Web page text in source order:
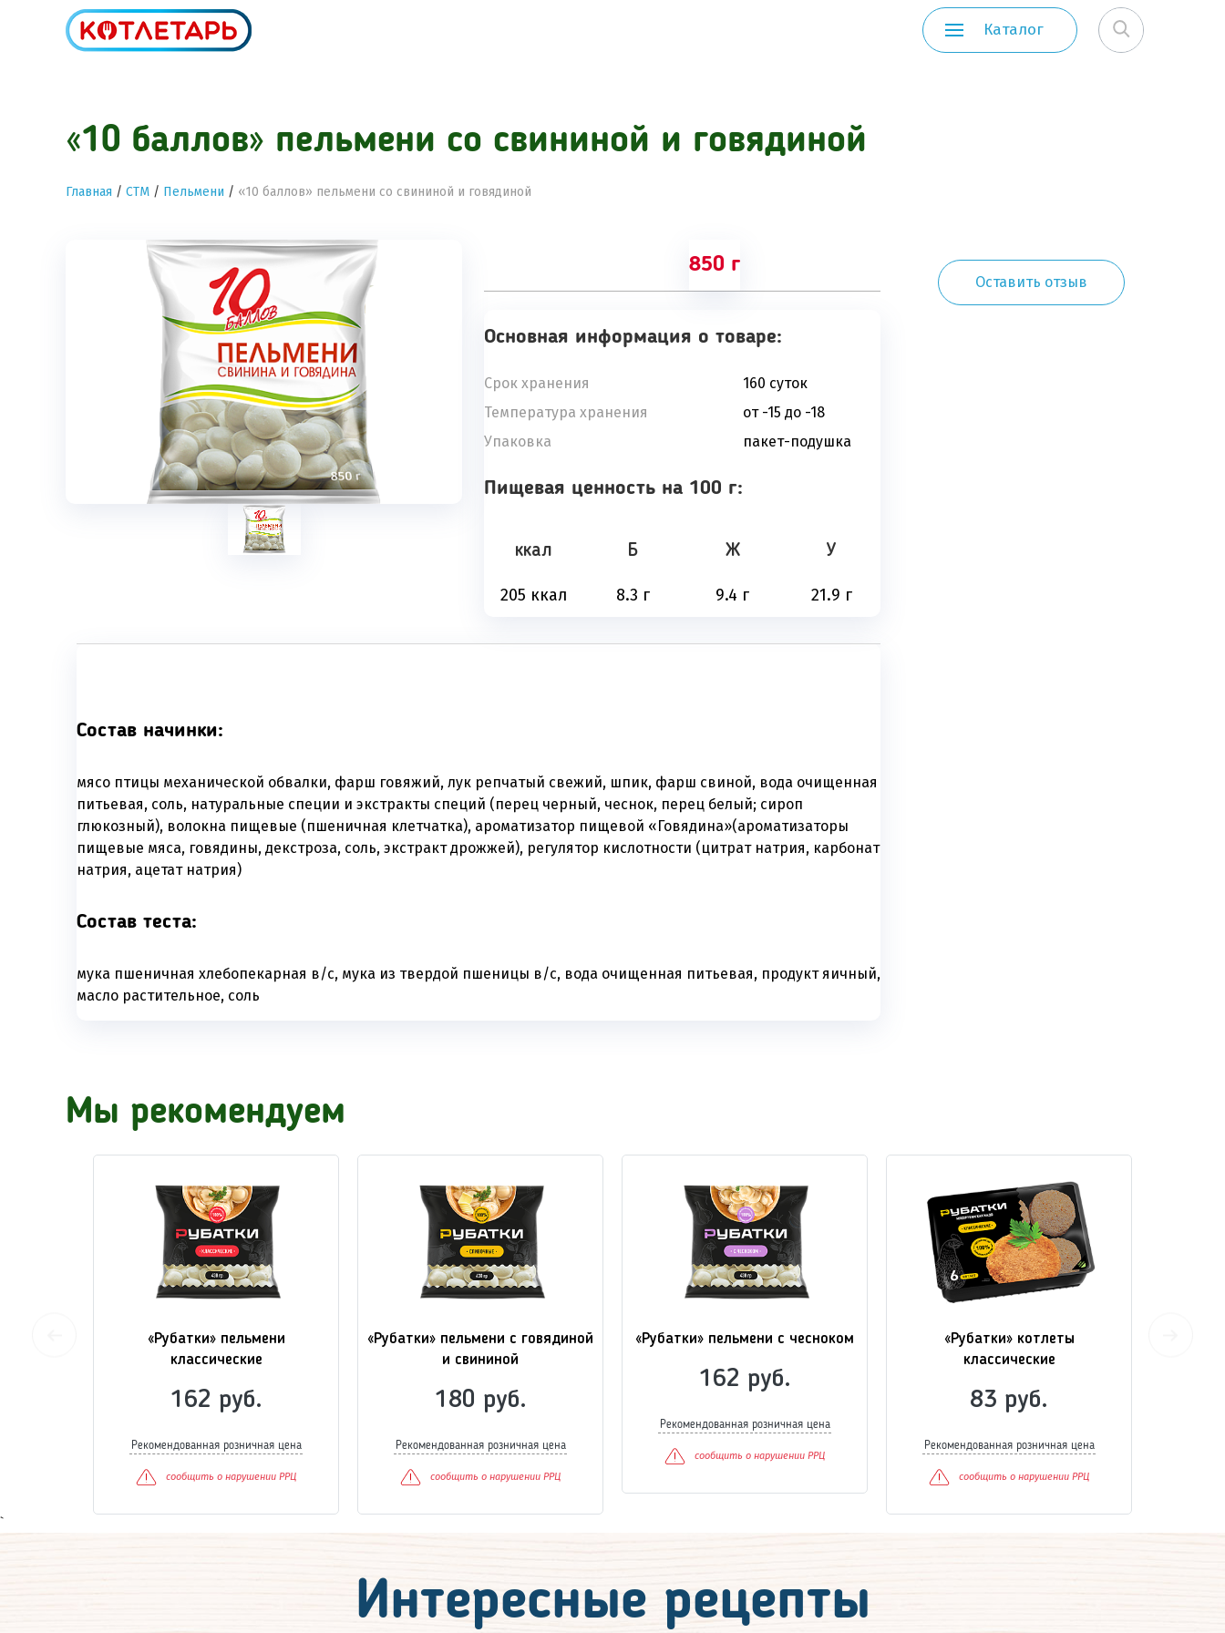
Каталог
«10 баллов» пельмени со свининой и говядиной
Главная / СТМ / Пельмени / «10 баллов» пельмени со свининой и говядиной
850 г
Основная информация о товаре:
Срок хранения
160 суток
Температура хранения
от -15 до -18
Упаковка
пакет-подушка
Пищевая ценность на 100 г:
ккал Б Ж У
205 ккал 8.3 г 9.4 г 21.9 г
Состав начинки:
мясо птицы механической обвалки, фарш говяжий, лук репчатый свежий, шпик, фарш свиной, вода очищенная
питьевая, соль, натуральные специи и экстракты специй (перец черный, чеснок, перец белый; сироп
глюкозный), волокна пищевые (пшеничная клетчатка), ароматизатор пищевой «Говядина»(ароматизаторы
пищевые мяса, говядины, декстроза, соль, экстракт дрожжей), регулятор кислотности (цитрат натрия, карбонат
натрия, ацетат натрия)
Состав теста:
мука пшеничная хлебопекарная в/с, мука из твердой пшеницы в/с, вода очищенная питьевая, продукт яичный,
масло растительное, соль
Оставить отзыв
Мы рекомендуем
«Рубатки» пельмени
классические
162 руб.
Рекомендованная розничная цена
сообщить о нарушении РРЦ
«Рубатки» пельмени с говядиной
и свининой
180 руб.
Рекомендованная розничная цена
сообщить о нарушении РРЦ
«Рубатки» пельмени с чесноком
162 руб.
Рекомендованная розничная цена
сообщить о нарушении РРЦ
«Рубатки» котлеты
классические
83 руб.
Рекомендованная розничная цена
сообщить о нарушении РРЦ
`
Интересные рецепты